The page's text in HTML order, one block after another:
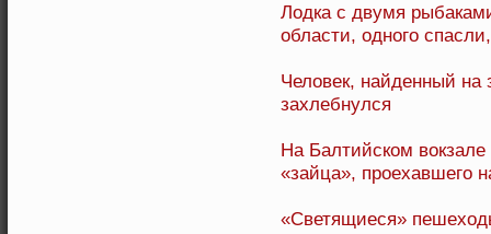
Лодка с двумя
области, одного
Человек, найденный на
захлебнулся
На Балтийском вокзале
«зайца», проехавшего
«Светящиеся»